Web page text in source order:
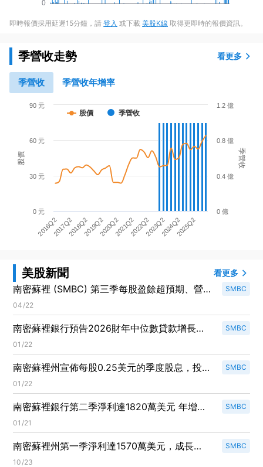
即時報價採用延遲15分鐘，請 登入 或下載 美股K線 取得更即時的報價資訊。
季營收走勢 看更多
季營收 季營收年增率
股價 季營收
股價 季營收
2016Q22017Q22018Q22019Q22020Q22021Q22022Q22023Q22024Q22025Q2
0 元
30 元
60 元
90 元
0 億
0.4 億
0.8 億
1.2 億
美股新聞 看更多
南密蘇裡 (SMBC) 第三季每股盈餘超預期、營收
小幅勝出 — 業績亮點能否轉為持續動能？
SMBC
04/22
南密蘇裡銀行預告2026財年中位數貸款增長目
標，並擴大回購計劃！
SMBC
01/22
南密蘇裡州宣佈每股0.25美元的季度股息，投資
者喜迎穩定回報！
SMBC
01/22
南密蘇裡銀行第二季淨利達1820萬美元 年增近
24%！
SMBC
01/21
南密蘇裡州第一季淨利達1570萬美元，成長
25.6%！
SMBC
10/23